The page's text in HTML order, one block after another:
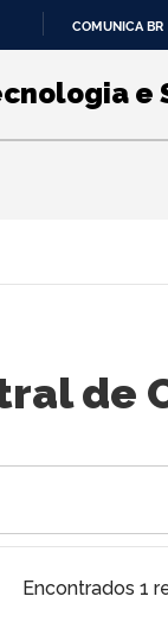
PARA
O
COMUNICA BR
e
de
Encontrados 1